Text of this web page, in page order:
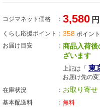
コジマネット価格 3,580
くらし応援ポイント 358 ポイン
お届け目安
商品入荷
ざいます
上記は「 東
お届け先の変
在庫状況
お取り寄せ
基本配送料
無料